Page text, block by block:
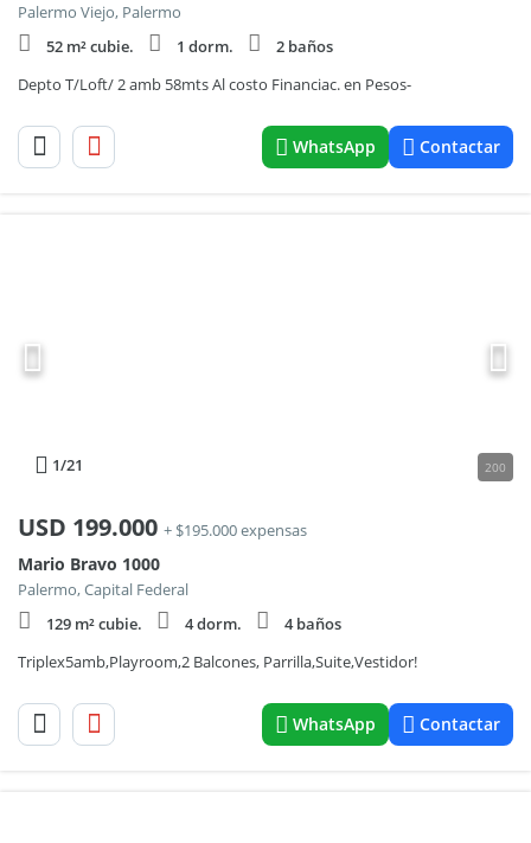
Palermo Viejo, Palermo
52 m² cubie.
1 dorm.
2 baños
Depto T/Loft/ 2 amb 58mts Al costo Financiac. en Pesos-
WhatsApp Contactar
1/21 200
USD 199.000 + $195.000 expensas
Mario Bravo 1000
Palermo, Capital Federal
129 m² cubie.
4 dorm.
4 baños
Triplex5amb,Playroom,2 Balcones, Parrilla,Suite,Vestidor!
WhatsApp Contactar